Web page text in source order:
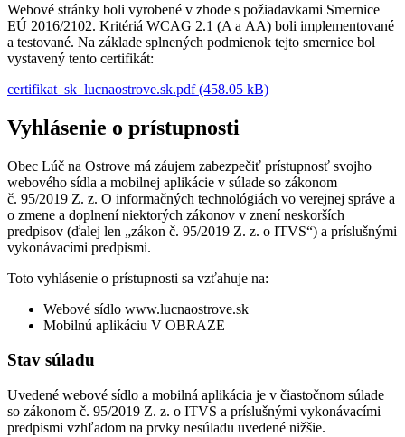
Webové stránky boli vyrobené v zhode s požiadavkami Smernice
EÚ 2016/2102. Kritériá WCAG 2.1 (A a AA) boli implementované
a testované. Na základe splnených podmienok tejto smernice bol
vystavený tento certifikát:
certifikat_sk_lucnaostrove.sk.pdf (458.05 kB)
Vyhlásenie o prístupnosti
Obec Lúč na Ostrove má záujem zabezpečiť prístupnosť svojho
webového sídla a mobilnej aplikácie v súlade so zákonom
č. 95/2019 Z. z. O informačných technológiách vo verejnej správe a
o zmene a doplnení niektorých zákonov v znení neskorších
predpisov (ďalej len „zákon č. 95/2019 Z. z. o ITVS“) a príslušnými
vykonávacími predpismi.
Toto vyhlásenie o prístupnosti sa vzťahuje na:
Webové sídlo www.lucnaostrove.sk
Mobilnú aplikáciu V OBRAZE
Stav súladu
Uvedené webové sídlo a mobilná aplikácia je v čiastočnom súlade
so zákonom č. 95/2019 Z. z. o ITVS a príslušnými vykonávacími
predpismi vzhľadom na prvky nesúladu uvedené nižšie.